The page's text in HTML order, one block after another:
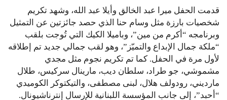
قدمت الحفل ميرا عبد الخالق وأيلا عبد الله، وشهد تكريم
شخصيات بارزة مثل وسام حنا الذي حصد جائزتين عن التمثيل
وبرنامجه “أكرم من مين”، وباميلا الكيك التي تُوجت بلقب
“ملكة جمال الإبداع والتميّز”، وهو لقب جمالي جديد تم إطلاقه
لأول مرة في الحفل. كما تم تكريم نجوم مثل مجدي
مشموشي، جو طراد، سلطان ديب، مارينال سركيس، طلال
مارديني، رودولف هلال، لبنى مصطفى، والتيكتوكر الكوميدي
“أحبد”، إلى جانب المؤسسة اللبنانية للإرسال إنترناشيونال.